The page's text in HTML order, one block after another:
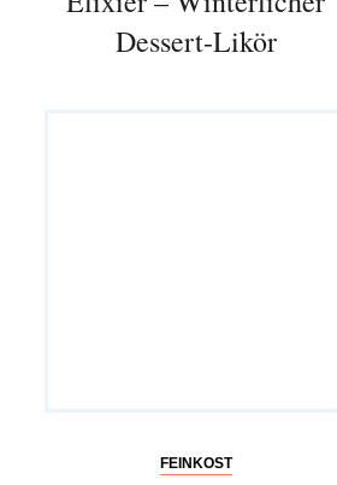
Dessert-Likör
FEINKOST